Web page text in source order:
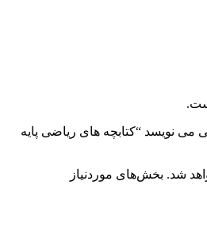
می نویسد “کتابچه های ریاضی پایه
شد. بخش‌های موردنیاز